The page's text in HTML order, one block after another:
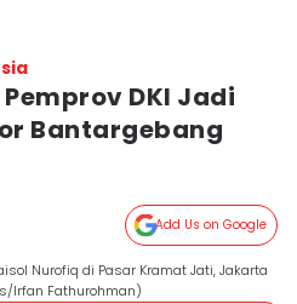
DKI Jadi
Bantargebang
Add Us on Google
Nurofiq di Pasar Kramat Jati, Jakarta
Irfan Fathurohman)